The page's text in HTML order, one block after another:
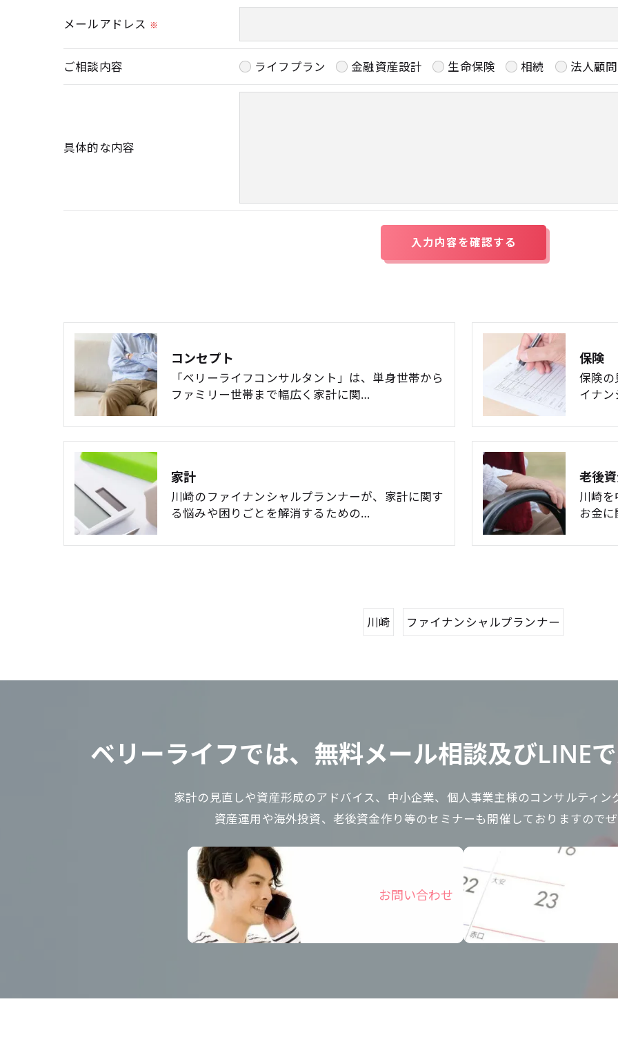
当社では、利用目的の達成に必要な範囲において、個人情報を外部に委託する場合があります。
これらの委託先に対しては個人情報保護契約等の措置をとり、適切な監督を行います。
＜個人情報の安全管理＞
当社では、個人情報の漏洩等がなされないよう、適切に安全管理対策を実施します。
必要な情報を頂けない場合は、それに対応した当社のサービスをご提供できない場合がございますの
＜個人情報の開示･訂正・削除･利用停止の手続について＞
当社では、お客様の個人情報の開示･訂正･削除・利用停止の手続を定めさせて頂いております。
個人情報の開示･訂正･削除・利用停止の具体的手続きにつきましては、お電話でお問合せ下さい。
メールアドレス ※
ご相談内容 ライフプラン 金融資産設計 生命保険 相続 法人顧問
具体的な内容
コンセプト
「ベリーライフコンサルタント」は、単身世帯から
ファミリー世帯まで幅広く家計に関…
保険
保険
イナ
家計
川崎のファイナンシャルプランナーが、家計に関す
る悩みや困りごとを解消するための…
老後
川崎
お金
川崎 ファイナンシャルプランナー
ベリーライフでは、無料メール相談及びLINE
家計の見直しや資産形成のアドバイス、中小企業、個人事業主様のコンサルティン
資産運用や海外投資、老後資金作り等のセミナーも開催しておりますので
お問い合わせ